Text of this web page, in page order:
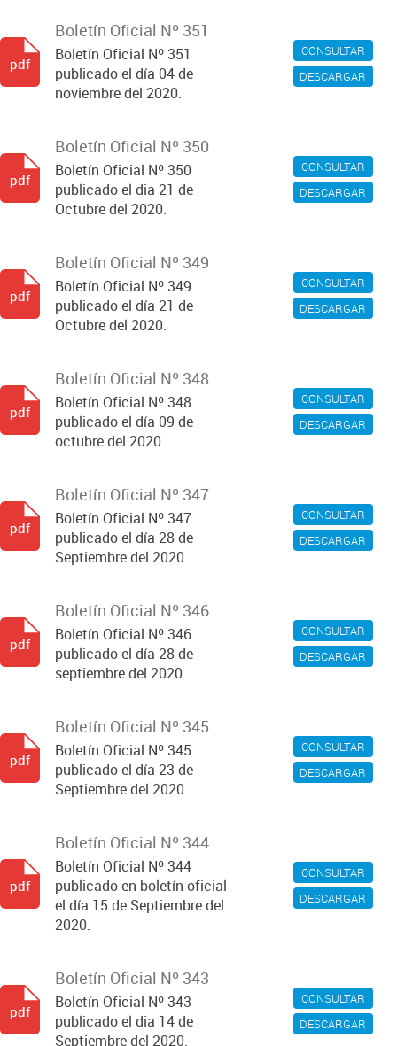
CONSULTAR
DESCARGAR
Boletín Oficial Nº 351
Boletín Oficial Nº 351
publicado el día 04 de
noviembre del 2020.
pdf
CONSULTAR
DESCARGAR
Boletín Oficial Nº 350
Boletín Oficial Nº 350
publicado el dia 21 de
Octubre del 2020.
pdf
CONSULTAR
DESCARGAR
Boletín Oficial Nº 349
Boletín Oficial Nº 349
publicado el día 21 de
Octubre del 2020.
pdf
CONSULTAR
DESCARGAR
Boletín Oficial Nº 348
Boletín Oficial Nº 348
publicado el día 09 de
octubre del 2020.
pdf
CONSULTAR
DESCARGAR
Boletín Oficial Nº 347
Boletín Oficial Nº 347
publicado el día 28 de
Septiembre del 2020.
pdf
CONSULTAR
DESCARGAR
Boletín Oficial Nº 346
Boletín Oficial Nº 346
publicado el día 28 de
septiembre del 2020.
pdf
CONSULTAR
DESCARGAR
Boletín Oficial Nº 345
Boletín Oficial Nº 345
publicado el día 23 de
Septiembre del 2020.
pdf
CONSULTAR
DESCARGAR
Boletín Oficial Nº 344
Boletín Oficial Nº 344
publicado en boletín oficial
el día 15 de Septiembre del
2020.
pdf
CONSULTAR
DESCARGAR
Boletín Oficial Nº 343
Boletín Oficial Nº 343
publicado el dia 14 de
Septiembre del 2020.
pdf